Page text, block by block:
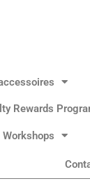
Rewards